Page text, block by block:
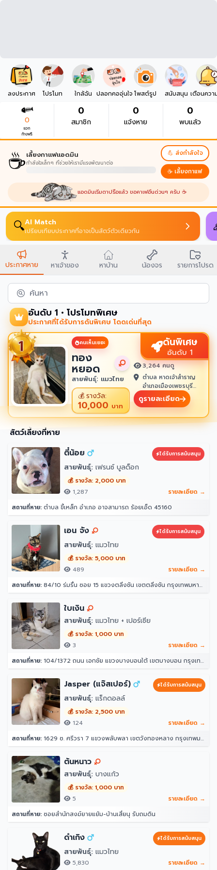
ลงประกาศ โปรโมท ใกล้ฉัน ปลอกคออุ่นใจ โพสต์รูป สนับสนุน เตือนควา
0
แจก
ก้างฟรี
0
สมาชิก
0
แจ้งหาย
0
พบแล้ว
☕เลี้ยงกาแฟแอดมิน
กำลังใจเล็กๆ ที่ช่วยให้เรามีแรงพัฒนาต่อ
💪 ส่งกำลังใจ
☕ เลี้ยงกาแฟ
แอดมินเริ่มตาปรือแล้ว ขอคาเฟอีนด่วนๆ ครับ ☕
🔍AI Match
เปรียบเทียบประกาศที่อาจเป็นสัตว์ตัวเดียวกัน
ประกาศหาย หาเจ้าของ หาบ้าน น้องจร รายการโปรด
ค้นหา
อันดับ 1 • โปรโมทพิเศษ
ประกาศที่ได้รับการดันพิเศษ โดดเด่นที่สุด
คนเห็นเยอะ
ทอง
หยอด
สายพันธุ์: แมวไทย
💰รางวัล:
10,000 บาท
ดันพิเศษ
อันดับ 1
3,264 คนดู
ตำบล หาดเจ้าสำราญ
อำเภอเมืองเพชรบุรี
เพชรบุรี 76100
ดูรายละเอียด
สัตว์เลี้ยงที่หาย
ตี๋น้อย
ได้รับการสนับสนุน
สายพันธุ์: เฟรนซ์ บูลด็อก
💰 รางวัล: 2,000 บาท
1,287
รายละเอียด →
สถานที่หาย: ตำบล ขี้เหล็ก อำเภอ อาจสามารถ ร้อยเอ็ด 45160
เอน จัง ได้รับการสนับสนุน
สายพันธุ์: แมวไทย
💰 รางวัล: 5,000 บาท
489
รายละเอียด →
สถานที่หาย: 84/10 ร่มรื่น ซอย 15 แขวงตลิ่งชัน เขตตลิ่งชัน กรุงเทพมหานคร 10170
ใบเงิน
สายพันธุ์: แมวไทย + เปอร์เซีย
💰 รางวัล: 1,000 บาท
3
รายละเอียด →
สถานที่หาย: 104/1372 ถนน เอกชัย แขวงบางบอนใต้ เขตบางบอน กรุงเทพมหานคร 10150
Jasper (แจ๊สเปอร์) ได้รับการสนับสนุน
สายพันธุ์: แร็กดอลล์
💰 รางวัล: 2,500 บาท
124
รายละเอียด →
สถานที่หาย: 1629 ซ. ศรีวรา 7 แขวงพลับพลา เขตวังทองหลาง กรุงเทพมหานคร 10312
ต้นหนาว
สายพันธุ์: บางแก้ว
💰 รางวัล: 1,000 บาท
5
รายละเอียด →
สถานที่หาย: ซอยสำนักสงฆ์ยายแย้ม-บ้านเสี่ยนุ รับถมดิน
ดำเกิง ได้รับการสนับสนุน
สายพันธุ์: แมวไทย
5,830 รายละเอียด →